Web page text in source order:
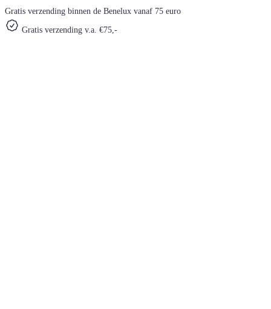
Gratis verzending binnen de Benelux vanaf 75 euro
Gratis verzending v.a. €75,-